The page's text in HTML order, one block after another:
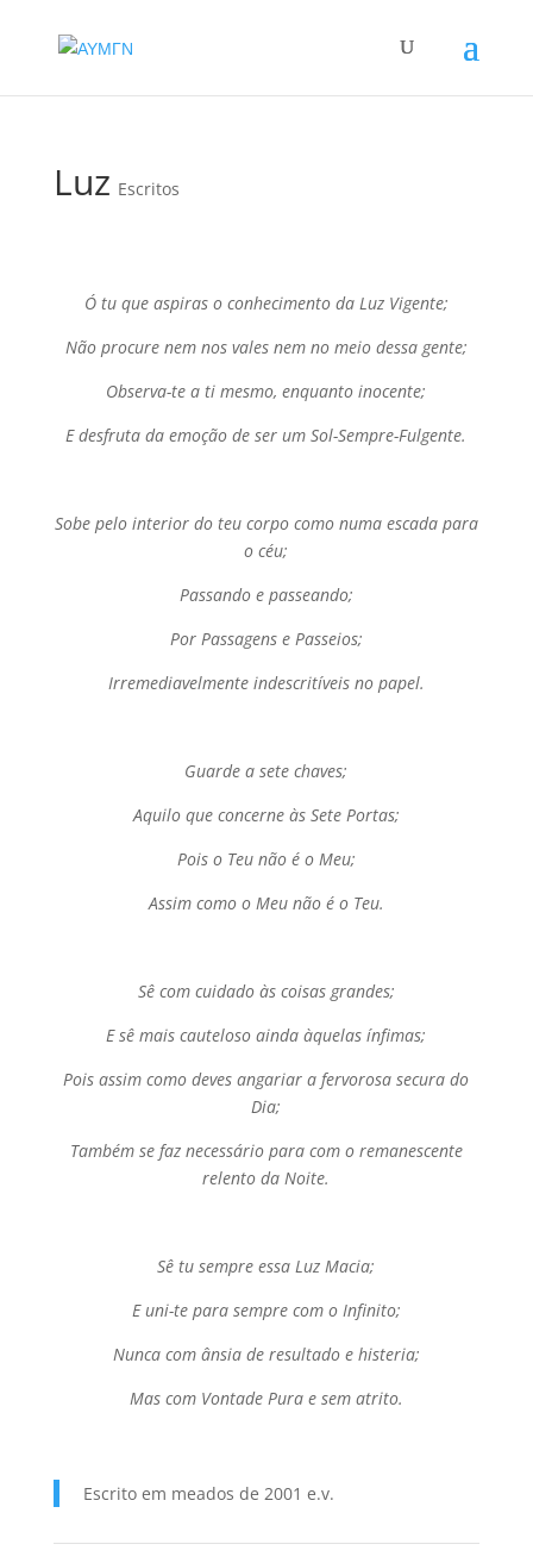
Luz Escritos
Ó tu que aspiras o conhecimento da Luz Vigente;
Não procure nem nos vales nem no meio dessa gente;
Observa-te a ti mesmo, enquanto inocente;
E desfruta da emoção de ser um Sol-Sempre-Fulgente.
Sobe pelo interior do teu corpo como numa escada para
o céu;
Passando e passeando;
Por Passagens e Passeios;
Irremediavelmente indescritíveis no papel.
Guarde a sete chaves;
Aquilo que concerne às Sete Portas;
Pois o Teu não é o Meu;
Assim como o Meu não é o Teu.
Sê com cuidado às coisas grandes;
E sê mais cauteloso ainda àquelas ínfimas;
Pois assim como deves angariar a fervorosa secura do
Dia;
Também se faz necessário para com o remanescente
relento da Noite.
Sê tu sempre essa Luz Macia;
E uni-te para sempre com o Infinito;
Nunca com ânsia de resultado e histeria;
Mas com Vontade Pura e sem atrito.
Escrito em meados de 2001 e.v.